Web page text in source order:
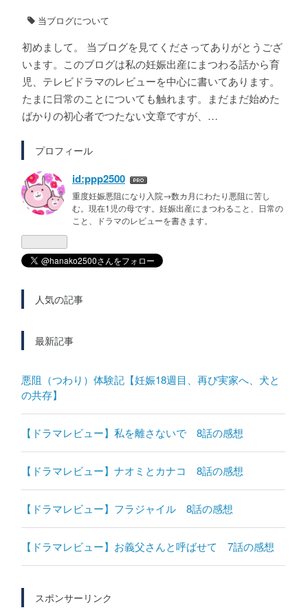
当ブログについて
初めまして。 当ブログを見てくださってありがとうござ
います。このブログは私の妊娠出産にまつわる話から育
児、テレビドラマのレビューを中心に書いてあります。
たまに日常のことについても触れます。まだまだ始めた
ばかりの初心者でつたない文章ですが、…
プロフィール
id:ppp2500
重度妊娠悪阻になり入院→数カ月にわたり悪阻に苦し
む。現在1児の母です。妊娠出産にまつわること、日常の
こと、ドラマのレビューを書きます。
人気の記事
最新記事
悪阻（つわり）体験記【妊娠18週目、再び実家へ、犬と
の共存】
【ドラマレビュー】私を離さないで 8話の感想
【ドラマレビュー】ナオミとカナコ 8話の感想
【ドラマレビュー】フラジャイル 8話の感想
【ドラマレビュー】お義父さんと呼ばせて 7話の感想
スポンサーリンク